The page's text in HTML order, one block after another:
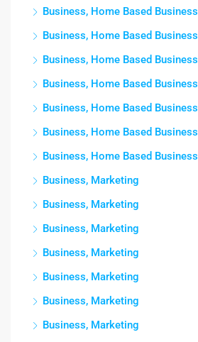
Business, Home Based Business
Business, Home Based Business
Business, Home Based Business
Business, Home Based Business
Business, Home Based Business
Business, Home Based Business
Business, Home Based Business
Business, Marketing
Business, Marketing
Business, Marketing
Business, Marketing
Business, Marketing
Business, Marketing
Business, Marketing